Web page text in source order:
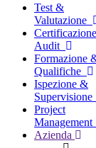
Test &
Valutazione
Audit
Formazione
Qualifiche
Ispezione &
Supervisione
Project
Management
Azienda